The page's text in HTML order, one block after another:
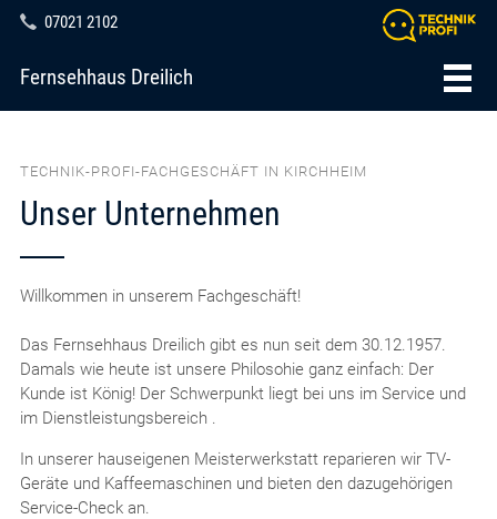
07021 2102
Fernsehhaus Dreilich
TECHNIK-PROFI-FACHGESCHÄFT IN KIRCHHEIM
Unser Unternehmen
Willkommen in unserem Fachgeschäft!
Das Fernsehhaus Dreilich gibt es nun seit dem 30.12.1957.
Damals wie heute ist unsere Philosohie ganz einfach: Der
Kunde ist König! Der Schwerpunkt liegt bei uns im Service und
im Dienstleistungsbereich .
In unserer hauseigenen Meisterwerkstatt reparieren wir TV-
Geräte und Kaffeemaschinen und bieten den dazugehörigen
Service-Check an.